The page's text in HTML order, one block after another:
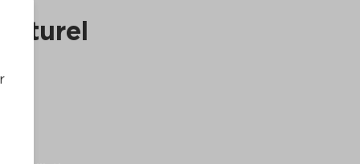
Wijnshop